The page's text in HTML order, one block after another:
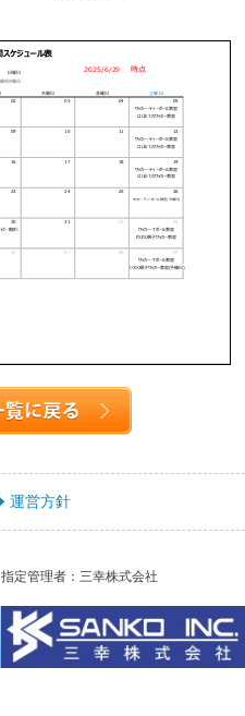
運営方針
指定管理者：三幸株式会社